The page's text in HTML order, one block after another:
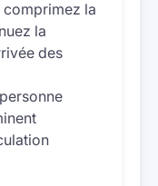
la
la
des